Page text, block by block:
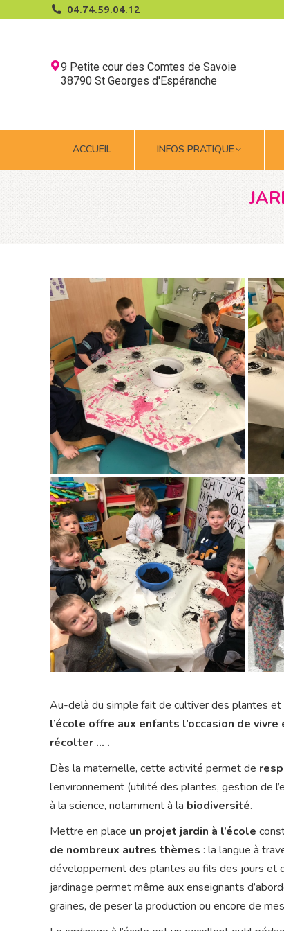
04.74.59.04.12
9 Petite cour des Comtes de Savoie
38790 St Georges d'Espéranche
ACCUEIL INFOS PRATIQUE
Au-delà du simple fait de cultiver des plantes et
l’école offre aux enfants l’occasion de
récolter … .
Dès la maternelle, cette activité permet de
l’environnement (utilité des plantes, gestion de
à la science, notamment à la biodiversité.
Mettre en place un projet jardin à l’école
de nombreux autres thèmes : la langue à
développement des plantes au fils des jours et
jardinage permet même aux enseignants
graines, de peser la production ou encore de
ACCUEIL INFOS PRATIQUE